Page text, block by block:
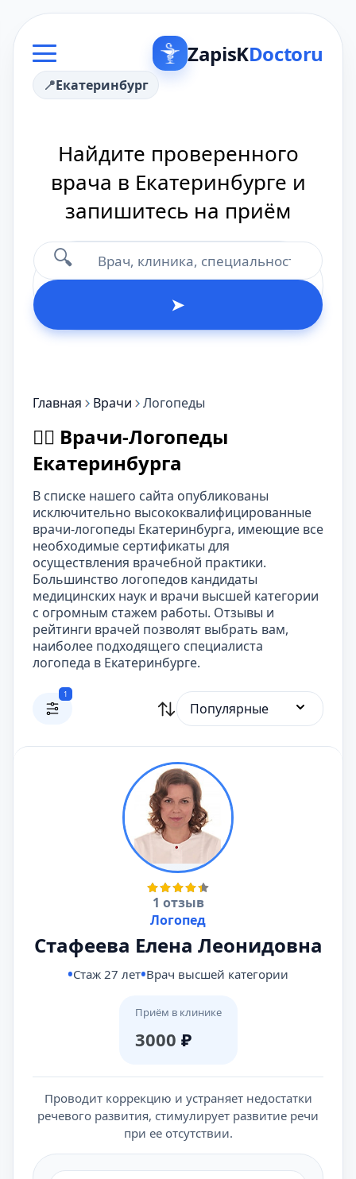
ZapisKDoctoru
Екатеринбург
Найдите проверенного
врача в Екатеринбурге и
запишитесь на приём
🔍
➤
Главная Врачи Логопеды
👨‍⚕️ Врачи-Логопеды
Екатеринбурга
В списке нашего сайта опубликованы
исключительно высококвалифицированные
врачи-логопеды Екатеринбурга, имеющие все
необходимые сертификаты для
осуществления врачебной практики.
Большинство логопедов кандидаты
медицинских наук и врачи высшей категории
с огромным стажем работы. Отзывы и
рейтинги врачей позволят выбрать вам,
наиболее подходящего специалиста
логопеда в Екатеринбурге.
1
Популярные
1 отзыв
Логопед
Стафеева Елена Леонидовна
Стаж 27 лет Врач высшей категории
Приём в клинике
3000 ₽
Проводит коррекцию и устраняет недостатки
речевого развития, стимулирует развитие речи
при ее отсутствии.